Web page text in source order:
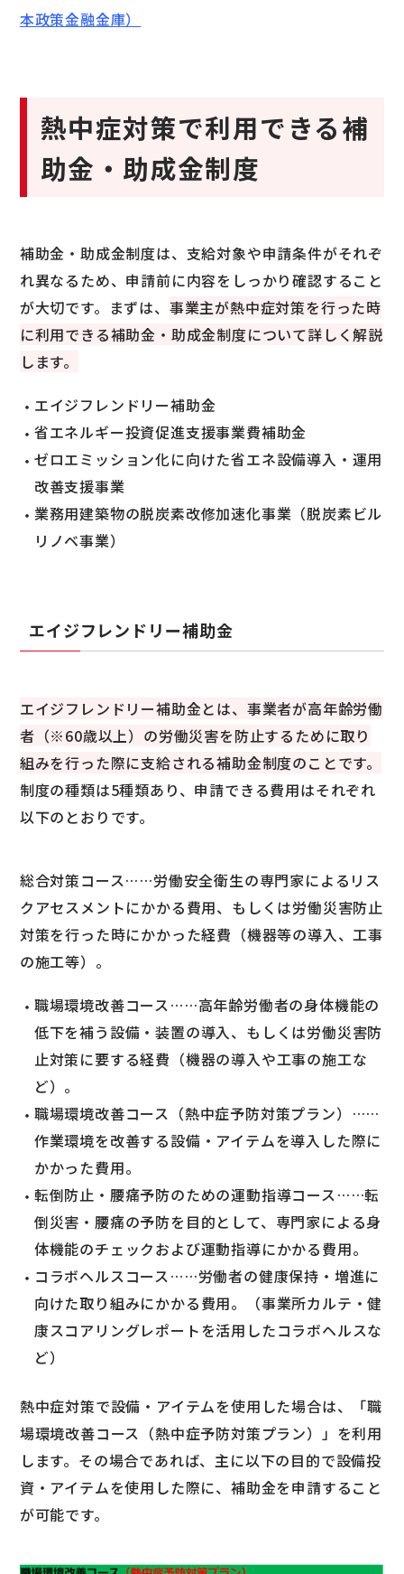
本政策金融金庫）
熱中症対策で利用できる補
助金・助成金制度
補助金・助成金制度は、支給対象や申請条件がそれぞ
れ異なるため、申請前に内容をしっかり確認すること
が大切です。まずは、 事業主が熱中症対策を行った時
に利用できる補助金・助成金制度について詳しく解説
します。
エイジフレンドリー補助金
省エネルギー投資促進支援事業費補助金
ゼロエミッション化に向けた省エネ設備導入・運用
改善支援事業
業務用建築物の脱炭素改修加速化事業（脱炭素ビル
リノベ事業）
エイジフレンドリー補助金
エイジフレンドリー補助金とは、事業者が高年齢労働
者（※60歳以上）の労働災害を防止するために取り
組みを行った際に支給される補助金制度のことです。
制度の種類は5種類あり、申請できる費用はそれぞれ
以下のとおりです。
総合対策コース……労働安全衛生の専門家によるリス
クアセスメントにかかる費用、もしくは労働災害防止
対策を行った時にかかった経費（機器等の導入、工事
の施工等）。
職場環境改善コース……高年齢労働者の身体機能の
低下を補う設備・装置の導入、もしくは労働災害防
止対策に要する経費（機器の導入や工事の施工な
ど）。
職場環境改善コース（熱中症予防対策プラン）……
作業環境を改善する設備・アイテムを導入した際に
かかった費用。
転倒防止・腰痛予防のための運動指導コース……転
倒災害・腰痛の予防を目的として、専門家による身
体機能のチェックおよび運動指導にかかる費用。
コラボヘルスコース……労働者の健康保持・増進に
向けた取り組みにかかる費用。（事業所カルテ・健
康スコアリングレポートを活用したコラボヘルスな
ど）
熱中症対策で設備・アイテムを使用した場合は、「職
場環境改善コース（熱中症予防対策プラン）」を利用
します。その場合であれば、主に以下の目的で設備投
資・アイテムを使用した際に、補助金を申請すること
が可能です。